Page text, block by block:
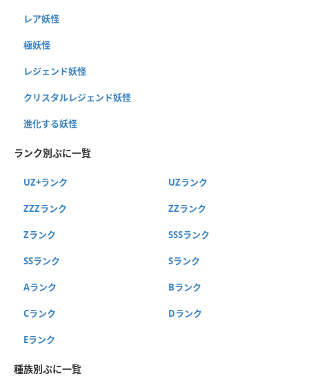
レア妖怪
極妖怪
レジェンド妖怪
クリスタルレジェンド妖怪
進化する妖怪
ランク別ぷに一覧
UZ+ランク UZランク
ZZZランク ZZランク
Zランク SSSランク
SSランク Sランク
Aランク Bランク
Cランク Dランク
Eランク
種族別ぷに一覧